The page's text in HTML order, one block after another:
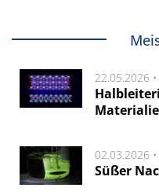
22.05.2026 •
02.03.2026 •
Süßer